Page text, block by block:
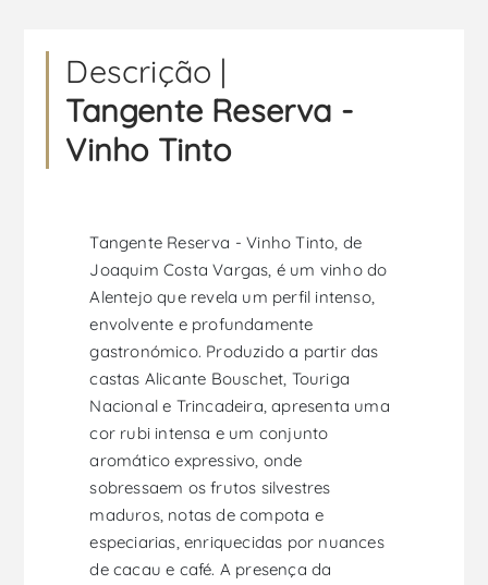
Descrição |
Tangente Reserva -
Vinho Tinto
Tangente Reserva - Vinho Tinto, de
Joaquim Costa Vargas, é um vinho do
Alentejo que revela um perfil intenso,
envolvente e profundamente
gastronómico. Produzido a partir das
castas Alicante Bouschet, Touriga
Nacional e Trincadeira, apresenta uma
cor rubi intensa e um conjunto
aromático expressivo, onde
sobressaem os frutos silvestres
maduros, notas de compota e
especiarias, enriquecidas por nuances
de cacau e café. A presença da